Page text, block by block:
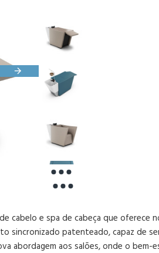
cabelo e spa de cabeça que oferece
sincronizado patenteado, capaz de
abordagem aos salões, onde o